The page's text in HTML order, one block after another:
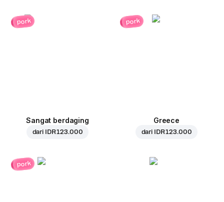
pork
Sangat berdaging
dari IDR 123.000
pork
Greece
dari IDR 123.000
pork